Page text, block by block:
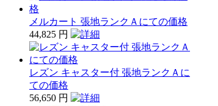
メルカート 張地ランクＡにての価格
44,825 円
レズン キャスター付 張地ランクＡに
ての価格
56,650 円